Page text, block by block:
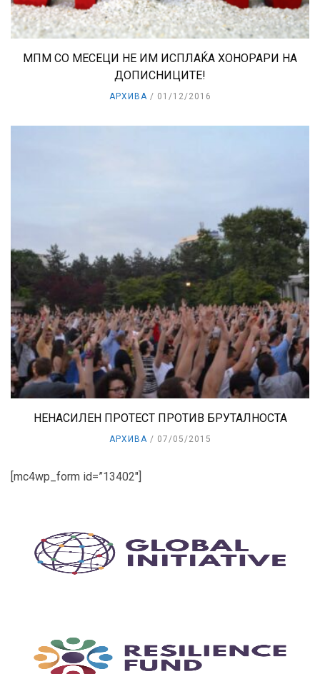
МПМ СО МЕСЕЦИ НЕ ИМ ИСПЛАЌА ХОНОРАРИ НА
ДОПИСНИЦИТЕ!
АРХИВА 01/12/2016
НЕНАСИЛЕН ПРОТЕСТ ПРОТИВ БРУТАЛНОСТА
АРХИВА 07/05/2015
[mc4wp_form id=”13402″]